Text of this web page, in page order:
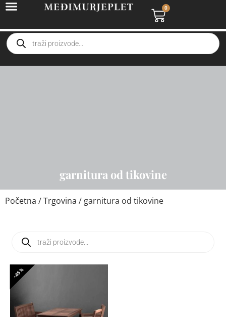
0
garnitura od tikovine
Početna /Trgovina / garnitura od tikovine
-45%